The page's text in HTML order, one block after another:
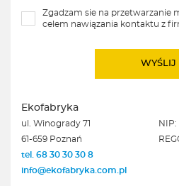
Zgadzam sie na przetwarzanie
celem nawiązania kontaktu z
Ekofabryka
ul. Winogrady 71
61-659 Poznań
tel. 68 30 30 30 8
info@ekofabryka.com.pl
NIP: